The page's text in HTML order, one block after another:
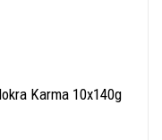
Karma 10x140g